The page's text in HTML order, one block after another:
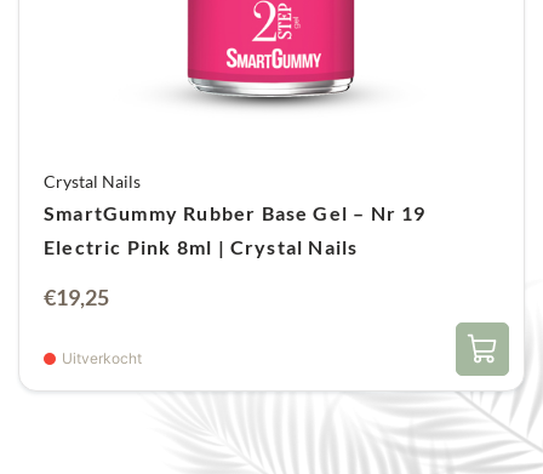
Crystal Nails
SmartGummy Rubber Base Gel – Nr 19
Electric Pink 8ml | Crystal Nails
€19,25
Uitverkocht